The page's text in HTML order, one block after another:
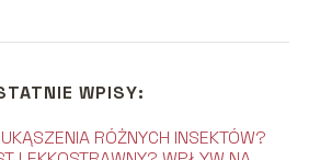
WPISY:
RÓŻNYCH INSEKTÓW?